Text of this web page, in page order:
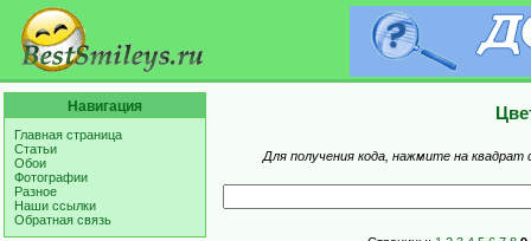
Навигация
Главная страница
Статьи
Обои
Фотографии
Разное
Наши ссылки
Обратная связь
Для получения кода, нажмите на